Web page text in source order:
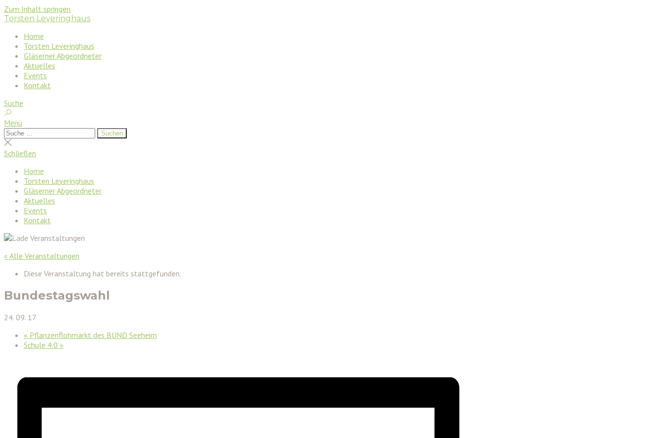
Zum Inhalt springen
Torsten Leveringhaus
Home
Torsten Leveringhaus
Gläserner Abgeordneter
Aktuelles
Events
Kontakt
Suche
Menü
Suchen
nach:
Suchen
Suche
schließen
Schließen
Home
Torsten Leveringhaus
Gläserner Abgeordneter
Aktuelles
Events
Kontakt
« Alle Veranstaltungen
Diese Veranstaltung hat bereits stattgefunden.
Bundestagswahl
24. 09. 17
« Pflanzenflohmarkt des BUND Seeheim
Schule 4.0 »